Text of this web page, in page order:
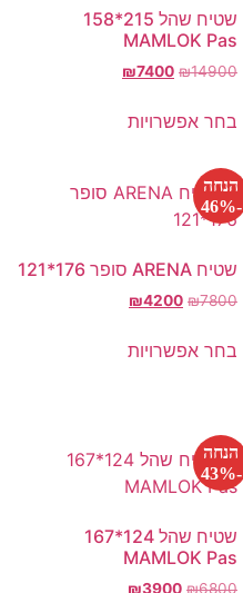
שטיח שהל 215*158
MAMLOK Pas
₪14900
₪7400
בחר אפשרויות
הנחה
-46%
שטיח ARENA סופר 176*121
₪7800
₪4200
בחר אפשרויות
הנחה
-43%
שטיח שהל 124*167
MAMLOK Pas
₪6800
₪3900